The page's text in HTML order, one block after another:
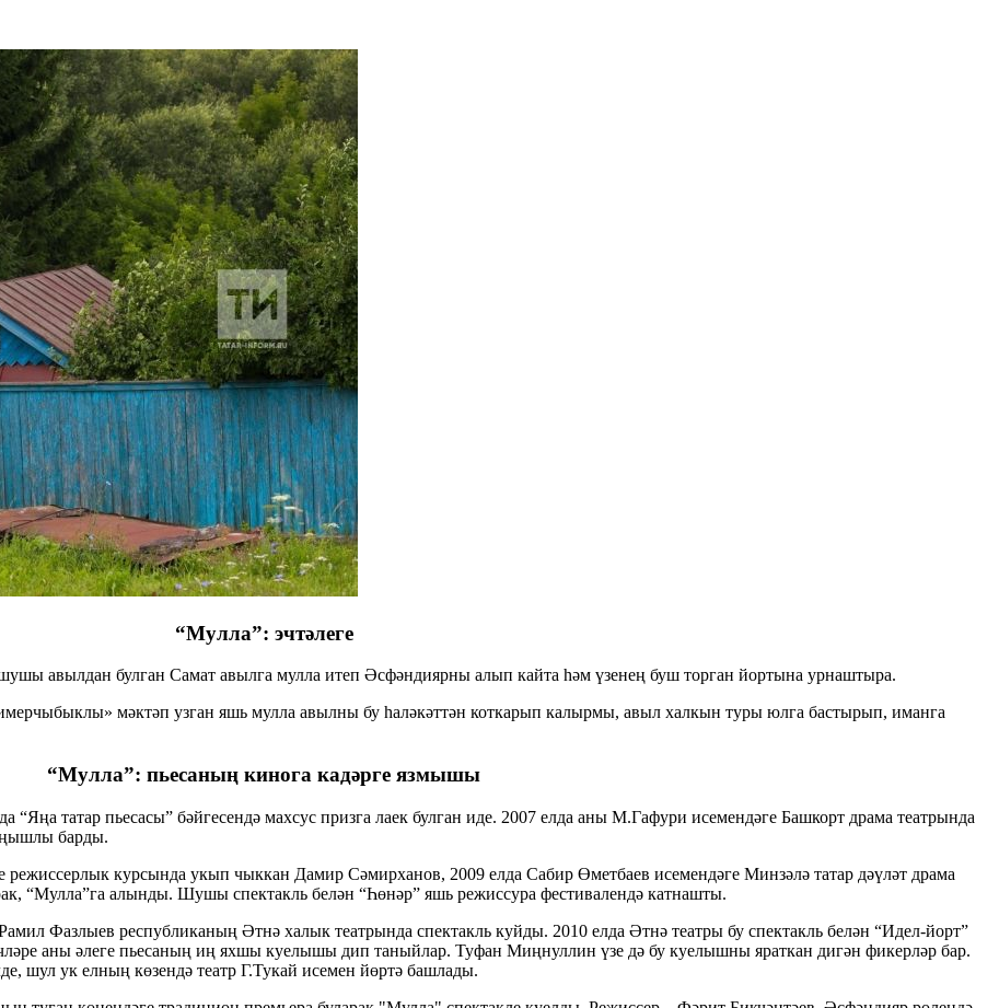
“Мулла”: эчтәлеге
авылдан булган Самат авылга мулла итеп Әсфәндиярны алып кайта һәм үзенең буш торган йортына урнаштыра.
мәктәп узган яшь мулла авылны бу һаләкәттән коткарып калырмы, авыл халкын туры юлга бастырып, иманга
“Мулла”: пьесаның кинога кадәрге язмышы
татар пьесасы” бәйгесендә махсус призга лаек булган иде. 2007 елда аны М.Гафури исемендәге Башкорт драма театрында
барды.
курсында укып чыккан Дамир Сәмирханов, 2009 елда Сабир Өметбаев исемендәге Минзәлә татар дәүләт драма
“Мулла”га алынды. Шушы спектакль белән “Һөнәр” яшь режиссура фестивалендә катнашты.
Фазлыев республиканың Әтнә халык театрында спектакль куйды. 2010 елда Әтнә театры бу спектакль белән “Идел-йорт”
аны әлеге пьесаның иң яхшы куелышы дип таныйлар. Туфан Миңнуллин үзе дә бу куелышны яраткан дигән фикерләр бар.
шул ук елның көзендә театр Г.Тукай исемен йөртә башлады.